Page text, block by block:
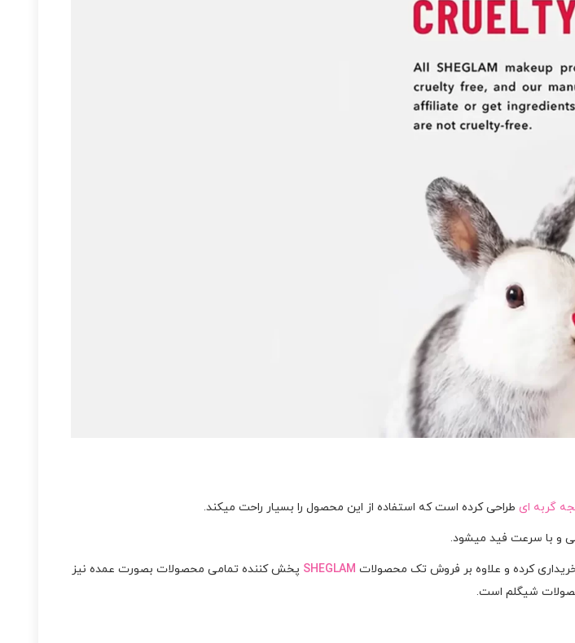
گربه ای طراحی کرده است که استفاده از این محصول را بسیار راحت میکند.
و با سرعت فید میشود.
کرده و علاوه بر فروش تک محصولات SHEGLAM پخش کننده تمامی محصولات بصورت عمده نیز
شیگلم است.